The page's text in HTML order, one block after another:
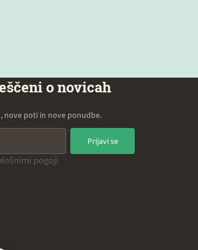
o novicah
nove poti in nove ponudbe.
Prijavi se
pogoji